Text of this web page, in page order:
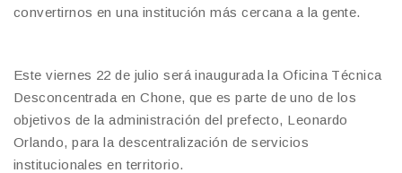
convertirnos en una institución más cercana a la gente.
Este viernes 22 de julio será inaugurada la Oficina Técnica
Desconcentrada en Chone, que es parte de uno de los
objetivos de la administración del prefecto, Leonardo
Orlando, para la descentralización de servicios
institucionales en territorio.